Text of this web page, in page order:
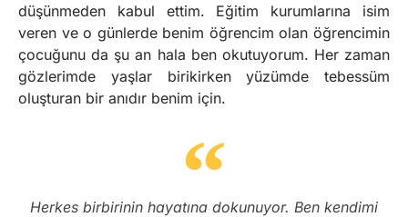
düşünmeden kabul ettim. Eğitim kurumlarına isim
veren ve o günlerde benim öğrencim olan öğrencimin
çocuğunu da şu an hala ben okutuyorum. Her zaman
gözlerimde yaşlar birikirken yüzümde tebessüm
oluşturan bir anıdır benim için.
Herkes birbirinin hayatına dokunuyor. Ben kendimi